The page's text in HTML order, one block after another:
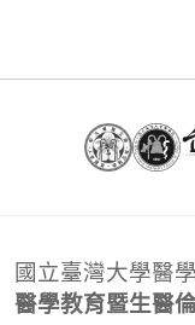
國立臺灣大學醫
醫學教育暨生醫